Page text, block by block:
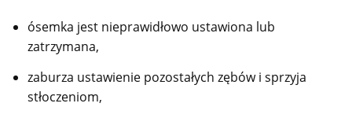
ósemka jest nieprawidłowo ustawiona lub
zatrzymana,
zaburza ustawienie pozostałych zębów i sprzyja
stłoczeniom,